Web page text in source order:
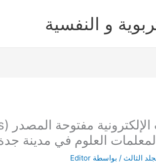
و النفسية
لمعلمات العلوم في مدينة
الثالث / بواسطة Editor